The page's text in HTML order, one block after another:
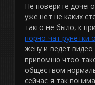
Не поверите
уже нет не каких
такго не было, к
порно чат рунетки
жену и ведет
припомню чтоо
обществом
сейчас я так